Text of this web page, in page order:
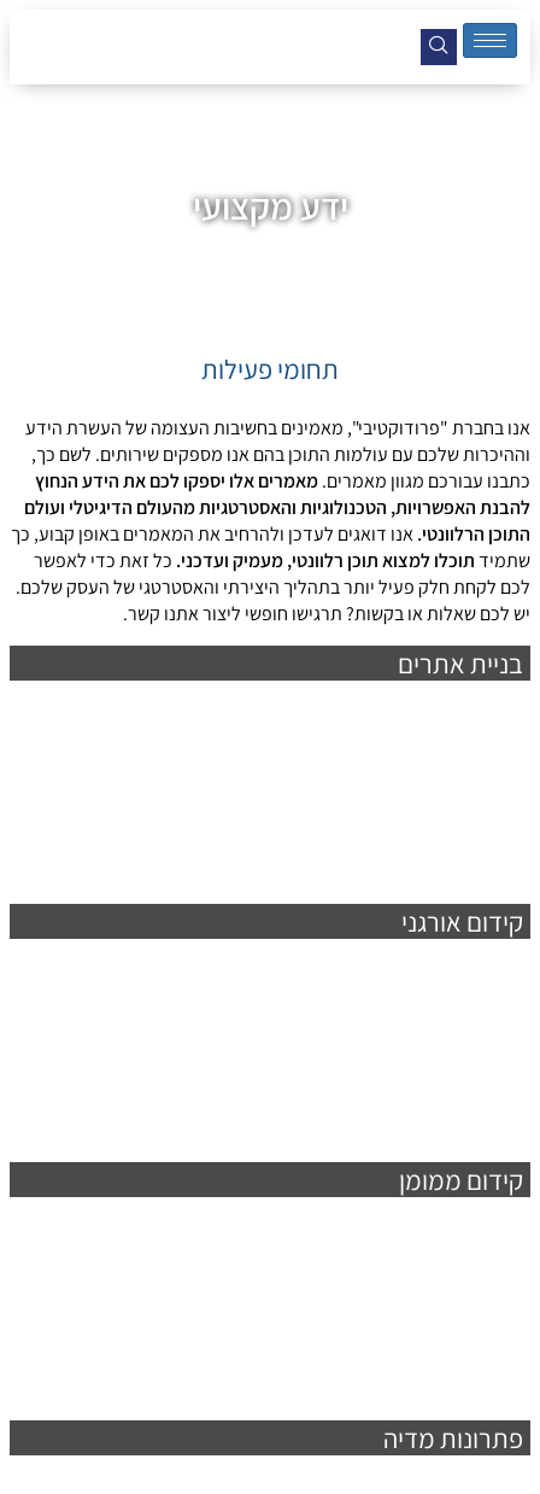
ידע מקצועי
תחומי פעילות
אנו בחברת "פרודוקטיבי", מאמינים בחשיבות העצומה של העשרת הידע
וההיכרות שלכם עם עולמות התוכן בהם אנו מספקים שירותים. לשם כך,
כתבנו עבורכם מגוון מאמרים.מאמרים אלו יספקו לכם את הידע הנחוץ
להבנת האפשרויות, הטכנולוגיות והאסטרטגיות מהעולם הדיגיטלי ועולם
התוכן הרלוונטי.אנו דואגים לעדכן ולהרחיב את המאמרים באופן קבוע, כך
שתמידתוכלו למצוא תוכן רלוונטי, מעמיק ועדכני. כל זאת כדי לאפשר
לכם לקחת חלק פעיל יותר בתהליך היצירתי והאסטרטגי של העסק שלכם.
יש לכם שאלות או בקשות? תרגישו חופשי ליצור אתנו קשר.
בניית אתרים
קידום אורגני
קידום ממומן
פתרונות מדיה